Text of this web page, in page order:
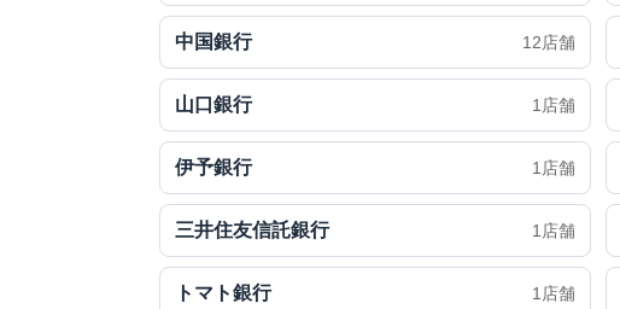
中国銀行 12店舗
山口銀行 1店舗
伊予銀行 1店舗
三井住友信託銀行 1店舗
トマト銀行 1店舗